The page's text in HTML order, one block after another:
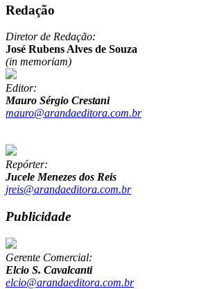
Redação
Diretor de Redação:
José Rubens Alves de Souza
(in memoriam)
Editor:
Mauro Sérgio Crestani
mauro@arandaeditora.com.br
Repórter:
Jucele Menezes dos Reis
jreis@arandaeditora.com.br
Publicidade
Gerente Comercial:
Elcio S. Cavalcanti
elcio@arandaeditora.com.br